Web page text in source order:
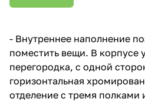
- Внутреннее наполнение
поместить вещи. В корпусе
перегородка, с одной
горизонтальная
отделение с тремя